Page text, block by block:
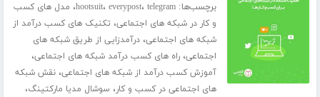
برچسب‌ها:
hootsuit، everypost، telegram ، مدل های کسب
و کار در شبکه های اجتماعی، تکنیک های کسب درآمد از
شبکه های اجتماعی،درآمدزایی از طریق شبکه های
اجتماعی،راه های کسب درآمد شبکه های اجتماعی،
آموزش کسب درآمد از شبکه های اجتماعی،نقش شبکه
های اجتماعی در کسب و کار، سوشال مدیا مارکتینگ،